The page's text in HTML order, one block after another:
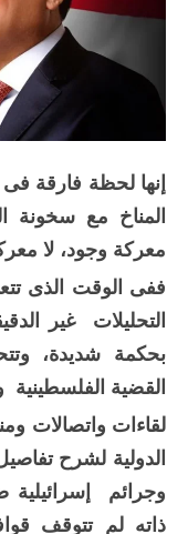
إنها لحظة فارقة فى
المناخ مع سخونة
معركة وجود، لا
ففى الوقت الذى
التحليلات غير
بحكمة شديدة،
القضية الفلسطينية
لقاءات واتصالات
الدولية لشرح
وجرائم
ذاته لم تتوقف